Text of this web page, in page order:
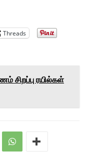
Threads
சிறப்பு ரயில்கள்